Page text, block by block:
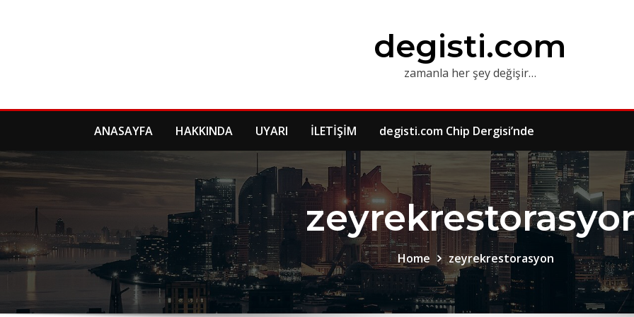
degisti.com
zamanla her şey değişir…
ANASAYFA HAKKINDA UYARI İLETİŞİM degisti.com Chip Dergisi’nde
Home zeyrekrestorasyon